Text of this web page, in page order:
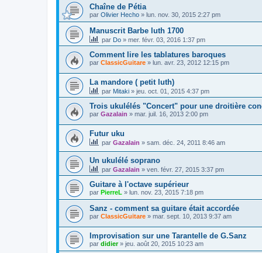
Chaîne de Pétia
par Olivier Hecho » lun. nov. 30, 2015 2:27 pm
Manuscrit Barbe luth 1700
par Do » mer. févr. 03, 2016 1:37 pm
Comment lire les tablatures baroques
par ClassicGuitare » lun. avr. 23, 2012 12:15 pm
La mandore ( petit luth)
par Mitaki » jeu. oct. 01, 2015 4:37 pm
Trois ukulélés "Concert" pour une droitière
par Gazalain » mar. juil. 16, 2013 2:00 pm
Futur uku
par Gazalain » sam. déc. 24, 2011 8:46 am
Un ukulélé soprano
par Gazalain » ven. févr. 27, 2015 3:37 pm
Guitare à l'octave supérieur
par PierreL » lun. nov. 23, 2015 7:18 pm
Sanz - comment sa guitare était accordée
par ClassicGuitare » mar. sept. 10, 2013 9:37 am
Improvisation sur une Tarantelle de G.Sanz
par didier» jeu. août 20, 2015 10:23 am